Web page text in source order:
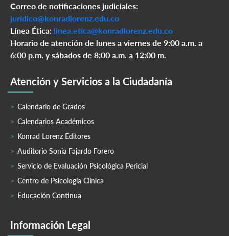
Correo de notificaciones judiciales:
juridico@konradlorenz.edu.co
Línea Ética: linea.etica@konradlorenz.edu.co
Horario de atención de lunes a viernes de 9:00 a.m. a
6:00 p.m. y sábados de 8:00 a.m. a 12:00 m.
Atención y Servicios a la Ciudadanía
Calendario de Grados
Calendarios Académicos
Konrad Lorenz Editores
Auditorio Sonia Fajardo Forero
Servicio de Evaluación Psicológica Pericial
Centro de Psicología Clínica
Educación Continua
Información Legal